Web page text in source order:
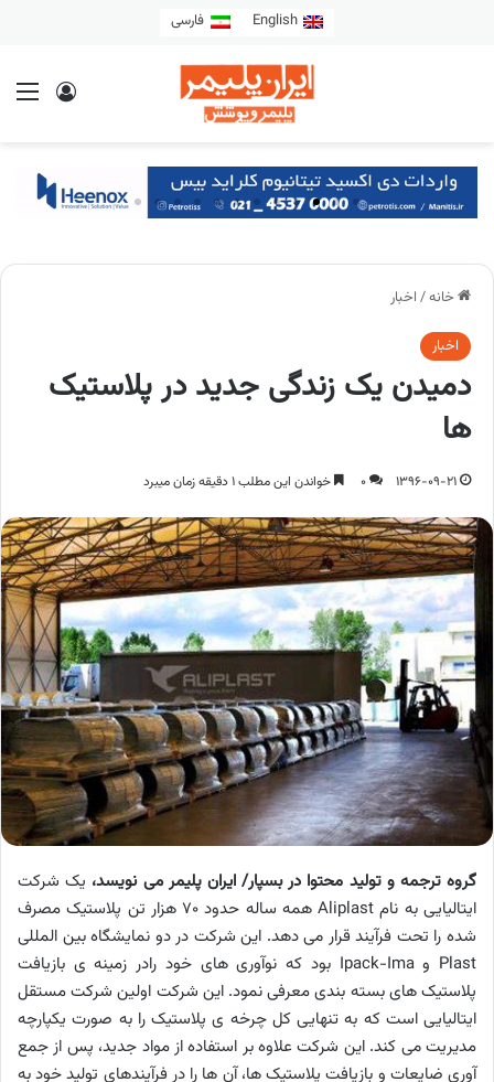
English فارسی
خانه/ اخبار
اخبار
دمیدن یک زندگی جدید در پلاستیک
ها
1396-09-21
0 خواندن این مطلب 1 دقیقه زمان میبرد
گروه ترجمه و تولید محتوا در بسپار/ ایران پلیمر می نویسد، یک شرکت
ایتالیایی به نام Aliplast همه ساله حدود 70 هزار تن پلاستیک مصرف
شده را تحت فرآیند قرار می دهد. این شرکت در دو نمایشگاه بین المللی
Plast و Ipack-Ima بود که نوآوری های خود رادر زمینه ی بازیافت
پلاستیک های بسته بندی معرفی نمود. این شرکت اولین شرکت مستقل
ایتالیایی است که به تنهایی کل چرخه ی پلاستیک را به صورت یکپارچه
مدیریت می کند. این شرکت علاوه بر استفاده از مواد جدید، پس از جمع
آوری ضایعات و بازیافت پلاستیک ها، آن ها را در فرآیندهای تولید خود به